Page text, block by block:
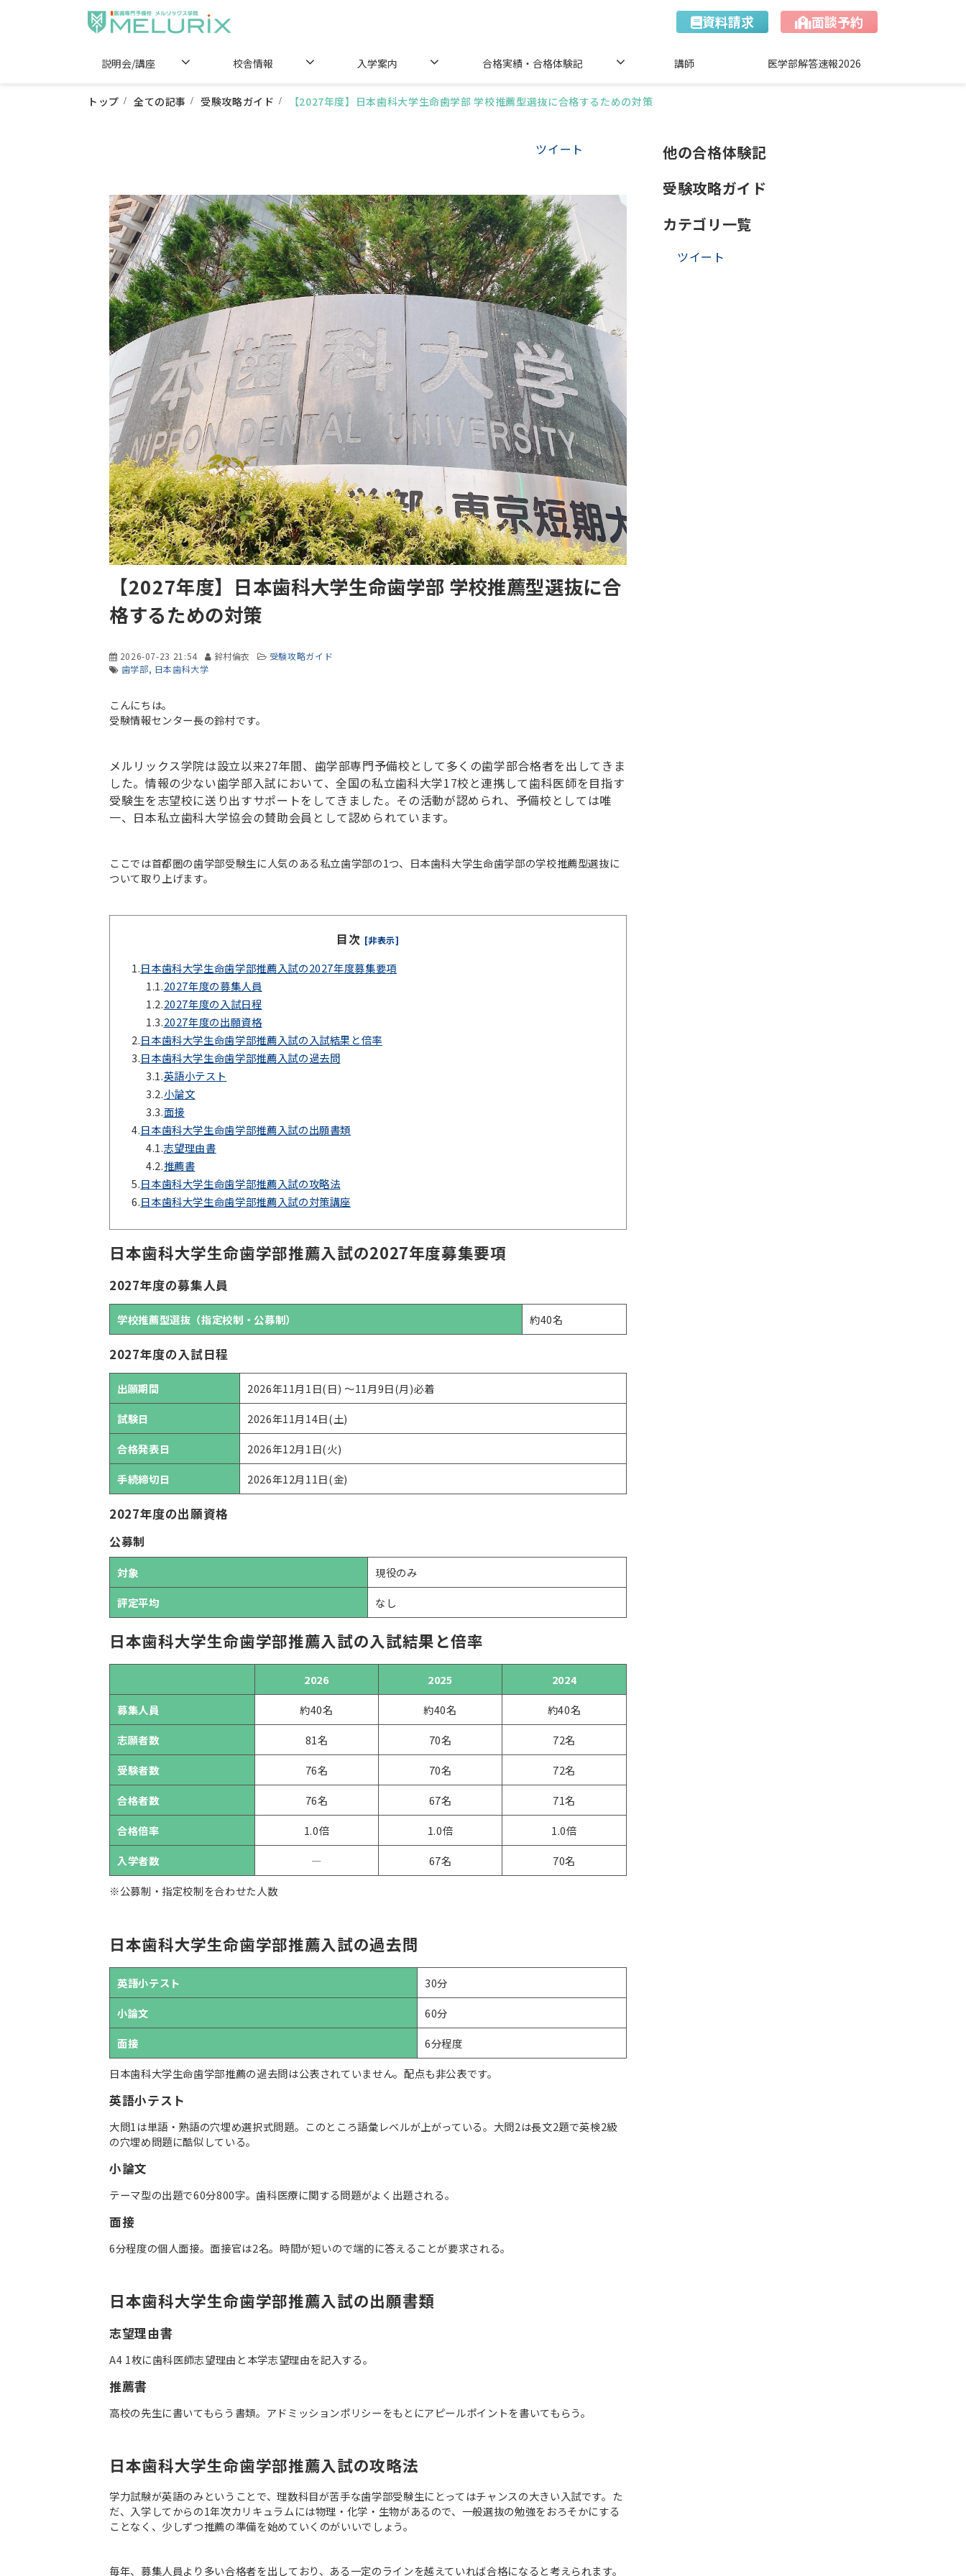
資料請求 面談予約
説明会/講座 校舎情報 入学案内 合格実績・合格体験記 講師 医学部解答速報2026
トップ 全ての記事 受験攻略ガイド 【2027年度】日本歯科大学生命歯学部 学校推薦型選抜に合格するための対策
ツイート
【2027年度】日本歯科大学生命歯学部 学校推薦型選抜に合
格するための対策
2026-07-23 21:54 鈴村倫衣
受験攻略ガイド
歯学部 日本歯科大学
こんにちは。
受験情報センター長の鈴村です。
メルリックス学院は設立以来27年間、歯学部専門予備校として多くの歯学部合格者を出してきま
した。情報の少ない歯学部入試において、全国の私立歯科大学17校と連携して歯科医師を目指す
受験生を志望校に送り出すサポートをしてきました。その活動が認められ、予備校としては唯
一、日本私立歯科大学協会の賛助会員として認められています。
ここでは首都圏の歯学部受験生に人気のある私立歯学部の1つ、日本歯科大学生命歯学部の学校推薦型選抜に
ついて取り上げます。​​​​​​​​​​​​​​​​​​​​​
目次 [非表示]
1.日本歯科大学生命歯学部推薦入試の2027年度募集要項
1.1.2027年度の募集人員
1.2.2027年度の入試日程
1.3.2027年度の出願資格
2.日本歯科大学生命歯学部推薦入試の入試結果と倍率
3.日本歯科大学生命歯学部推薦入試の過去問
3.1.英語小テスト
3.2.小論文
3.3.面接
4.日本歯科大学生命歯学部推薦入試の出願書類
4.1.志望理由書
4.2.推薦書
5.日本歯科大学生命歯学部推薦入試の攻略法
6.日本歯科大学生命歯学部推薦入試の対策講座
日本歯科大学生命歯学部推薦入試の2027年度募集要項
2027年度の募集人員
学校推薦型選抜（指定校制・公募制） 約40名
2027年度の入試日程
出願期間
2026年11月1日(日) ～11月9日(月)必着
試験日
2026年11月14日(土)
合格発表日
2026年12月1日(火)
手続締切日
2026年12月11日(金)
2027年度の出願資格
公募制
対象
現役のみ
評定平均
なし
日本歯科大学生命歯学部推薦入試の入試結果と倍率
2026 2025
2024
募集人員
約40名 約40名
約40名
志願者数
81名 70名
72名
受験者数
76名 70名
72名
合格者数
76名 67名
71名
合格倍率
1.0倍 1.0倍
1.0倍
入学者数
― 67名
70名
※公募制・指定校制を合わせた人数
日本歯科大学生命歯学部推薦入試の過去問
英語小テスト
30分
小論文
60分
面接
6分程度
日本歯科大学生命歯学部推薦の過去問は公表されていません。配点も非公表です。
英語小テスト
大問1は単語・熟語の穴埋め選択式問題。このところ語彙レベルが上がっている。大問2は長文2題で英検2級
の穴埋め問題に酷似している。
小論文
テーマ型の出題で60分800字。歯科医療に関する問題がよく出題される。
面接
6分程度の個人面接。面接官は2名。時間が短いので端的に答えることが要求される。
日本歯科大学生命歯学部推薦入試の出願書類
志望理由書
A4 1枚に歯科医師志望理由と本学志望理由を記入する。
推薦書
高校の先生に書いてもらう書類。アドミッションポリシーをもとにアピールポイントを書いてもらう。
日本歯科大学生命歯学部推薦入試の攻略法
学力試験が英語のみということで、理数科目が苦手な歯学部受験生にとってはチャンスの大きい入試です。た
だ、入学してからの1年次カリキュラムには物理・化学・生物があるので、一般選抜の勉強をおろそかにする
ことなく、少しずつ推薦の準備を始めていくのがいいでしょう。
毎年、募集人員より多い合格者を出しており、ある一定のラインを越えていれば合格になると考えられます。
他の合格体験記
受験攻略ガイド
カテゴリ一覧
ツイート